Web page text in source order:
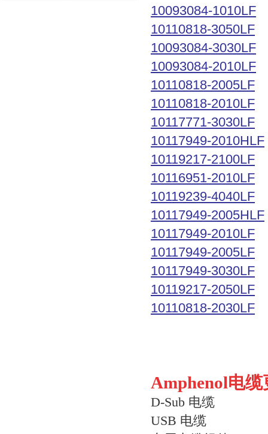
10093084-1010LF
10110818-3050LF
10093084-3030LF
10093084-2010LF
10110818-2005LF
10110818-2010LF
10117771-3030LF
10117949-2010HLF
10119217-2100LF
10116951-2010LF
10119239-4040LF
10117949-2005HLF
10117949-2010LF
10117949-2005LF
10117949-3030LF
10119217-2050LF
10110818-2030LF
Amphenol电
D-Sub 电缆
USB 电缆